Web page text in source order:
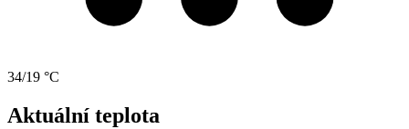
34/19 °C
Aktuální teplota